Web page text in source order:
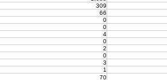
309
66
0
0
4
0
2
0
3
1
70